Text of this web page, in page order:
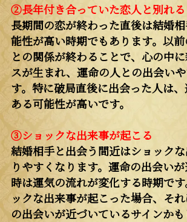
②長年付き合っていた恋人と別れる
長期間の恋が終わった直後は結婚
能性が高い時期でもあります。以
との関係が終わることで、心の中
スが生まれ、運命の人との出会い
す。特に破局直後に出会った人は
ある可能性が高いです。
③ショックな出来事が起こる
結婚相手と出会う間近はショック
りやすくなります。運命の出会い
時は運気の流れが変化する時期で
ックな出来事が起こった場合、そ
の出会いが近づいているサインかも